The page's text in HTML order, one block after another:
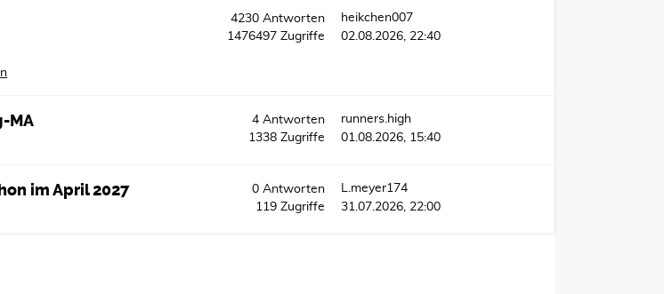
4230Antworten
1476497Zugriffe
heikchen007
02.08.2026, 22:40
MA 4Antworten
1338Zugriffe
runners.high
01.08.2026, 15:40
im April 2027 0Antworten
119Zugriffe
L.meyer174
31.07.2026, 22:00